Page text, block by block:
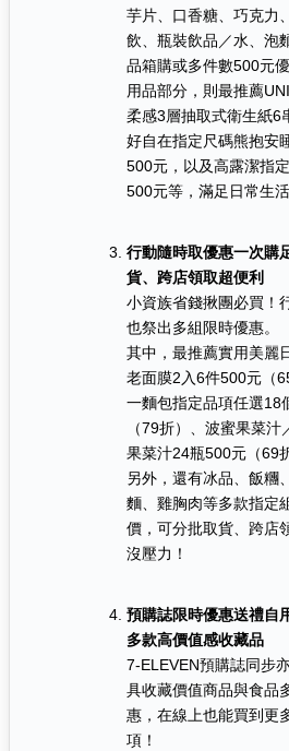
芋片、口香糖、巧克力
飲、瓶裝飲品／水、泡
品箱購或多件數500元優
用品部分，則最推薦
柔感3層抽取式衛生紙6
好自在指定尺碼熊抱安
500元，以及高露潔指
500元等，滿足日常生活
行動隨時取優惠一次購
貨、跨店領取超便利
小資族省錢揪團必買！
也祭出多組限時優惠。
其中，最推薦實用美麗
老面膜2入6件500元（
一麵包指定品項任選18
（79折）、波蜜果菜汁
果菜汁24瓶500元（69
另外，還有冰品、飯糰
麵、雞胸肉等多款指定
價，可分批取貨、跨店
沒壓力！
預購誌限時優惠送禮自
多款高價值感收藏品
7-ELEVEN預購誌同步
具收藏價值商品與食品
惠，在線上也能買到更
項！